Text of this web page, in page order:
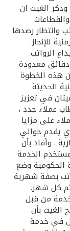
وذكر الغيث ان
وانتظار رصدها
للإنجاز
الرواتب
معدودة
هذه الخطوة
الحديثة
في تعزيز
عملاء جدد ،
على مزايا
يقدم حوالي
. وأفاد بأن
الخدمة
الحكومية وضع
بصفة شهرية
كل شهر.
من قبل
الغيث بأن
في خدمة